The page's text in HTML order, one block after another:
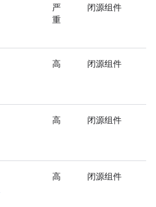
严
重
闭源组件
高 闭源组件
高 闭源组件
高 闭源组件